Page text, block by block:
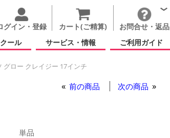
グイン・登録 カート(ご精算)
お問合せ・返品
ール サービス・情報 ご利用ガイド
グロー クレイジー 17インチ
前の商品 次の商品
単品